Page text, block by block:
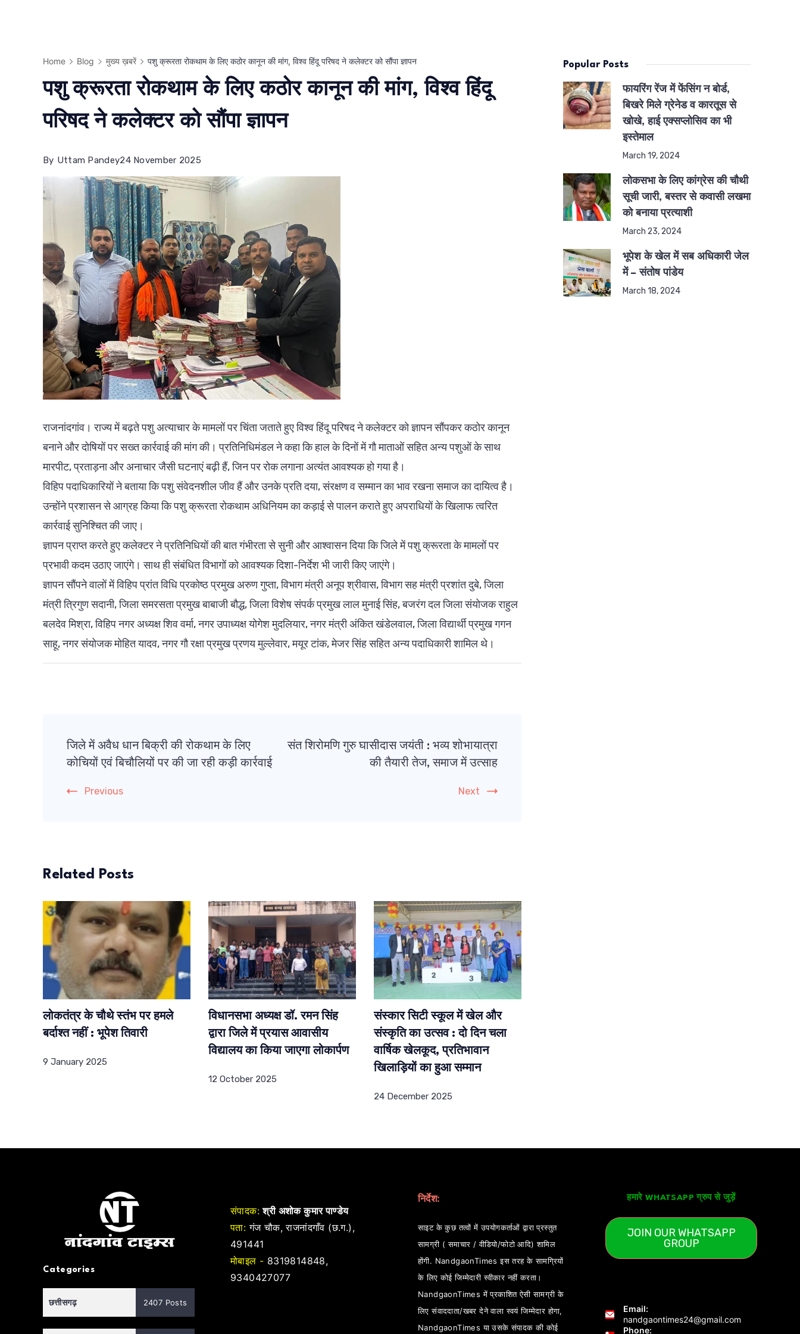
Home Blog मुख्य ख़बरें पशु क्रूरता रोकथाम के लिए कठोर कानून की मांग, विश्व हिंदू परिषद ने कलेक्टर को सौंपा ज्ञापन
पशु क्रूरता रोकथाम के लिए कठोर कानून की मांग, विश्व हिंदू
परिषद ने कलेक्टर को सौंपा ज्ञापन
By Uttam Pandey24 November 2025
राजनांदगांव। राज्य में बढ़ते पशु अत्याचार के मामलों पर चिंता जताते हुए विश्व हिंदू परिषद ने कलेक्टर को ज्ञापन सौंपकर कठोर कानून
बनाने और दोषियों पर सख्त कार्रवाई की मांग की। प्रतिनिधिमंडल ने कहा कि हाल के दिनों में गौ माताओं सहित अन्य पशुओं के साथ
मारपीट, प्रताड़ना और अनाचार जैसी घटनाएं बढ़ी हैं, जिन पर रोक लगाना अत्यंत आवश्यक हो गया है।
विहिप पदाधिकारियों ने बताया कि पशु संवेदनशील जीव हैं और उनके प्रति दया, संरक्षण व सम्मान का भाव रखना समाज का दायित्व है।
उन्होंने प्रशासन से आग्रह किया कि पशु क्रूरता रोकथाम अधिनियम का कड़ाई से पालन कराते हुए अपराधियों के खिलाफ त्वरित
कार्रवाई सुनिश्चित की जाए।
ज्ञापन प्राप्त करते हुए कलेक्टर ने प्रतिनिधियों की बात गंभीरता से सुनी और आश्वासन दिया कि जिले में पशु क्रूरता के मामलों पर
प्रभावी कदम उठाए जाएंगे। साथ ही संबंधित विभागों को आवश्यक दिशा-निर्देश भी जारी किए जाएंगे।
ज्ञापन सौंपने वालों में विहिप प्रांत विधि प्रकोष्ठ प्रमुख अरुण गुप्ता, विभाग मंत्री अनूप श्रीवास, विभाग सह मंत्री प्रशांत दुबे, जिला
मंत्री त्रिगुण सदानी, जिला समरसता प्रमुख बाबाजी बौद्ध, जिला विशेष संपर्क प्रमुख लाल मुनाई सिंह, बजरंग दल जिला संयोजक राहुल
बलदेव मिश्रा, विहिप नगर अध्यक्ष शिव वर्मा, नगर उपाध्यक्ष योगेश मुदलियार, नगर मंत्री अंकित खंडेलवाल, जिला विद्यार्थी प्रमुख गगन
साहू, नगर संयोजक मोहित यादव, नगर गौ रक्षा प्रमुख प्रणय मुल्लेवार, मयूर टांक, मेजर सिंह सहित अन्य पदाधिकारी शामिल थे।
Navigation
जिले में अवैध धान बिक्री की रोकथाम के लिए
कोचियों एवं बिचौलियों पर की जा रही कड़ी कार्रवाई
Previous
संत शिरोमणि गुरु घासीदास जयंती : भव्य शोभायात्रा
की तैयारी तेज, समाज में उत्साह
Next
Related Posts
लोकतंत्र के चौथे स्तंभ पर हमले
बर्दाश्त नहीं : भूपेश तिवारी
9 January 2025
विधानसभा अध्यक्ष डॉ. रमन सिंह
द्वारा जिले में प्रयास आवासीय
विद्यालय का किया जाएगा लोकार्पण
12 October 2025
संस्कार सिटी स्कूल में खेल और
संस्कृति का उत्सव : दो दिन चला
वार्षिक खेलकूद, प्रतिभावान
खिलाड़ियों का हुआ सम्मान
24 December 2025
Popular Posts
फायरिंग रेंज में फेंसिंग न बोर्ड,
बिखरे मिले ग्रेनेड व कारतूस से
खोखे, हाई एक्सप्लोसिव का भी
इस्तेमाल
March 19, 2024
लोकसभा के लिए कांग्रेस की चौथी
सूची जारी, बस्तर से कवासी लखमा
को बनाया प्रत्याशी
March 23, 2024
भूपेश के खेल में सब अधिकारी जेल
में – संतोष पांडेय
March 18, 2024
Categories
छत्तीसगढ़ 2407 Posts
संपादक: श्री अशोक कुमार पाण्डेय
पता: गंज चौक, राजनांदगाँव (छ.ग.),
491441
मोबाइल - 8319814848,
9340427077
निर्देश:
साइट के कुछ तत्वों में उपयोगकर्ताओं द्वारा प्रस्तुत
सामग्री ( समाचार / वीडियो/फोटो आदि) शामिल
होंगी. NandgaonTimes इस तरह के सामग्रियों
के लिए कोई जिम्मेदारी स्वीकार नहीं करता।
NandgaonTimes में प्रकाशित ऐसी सामग्री के
लिए संवाददाता/खबर देने वाला स्वयं जिम्मेदार होगा,
NandgaonTimes या उसके संपादक की कोई
हमारे WHATSAPP ग्रुप से जुड़ें
JOIN OUR WHATSAPP
GROUP
Email:
nandgaontimes24@gmail.com
Phone: